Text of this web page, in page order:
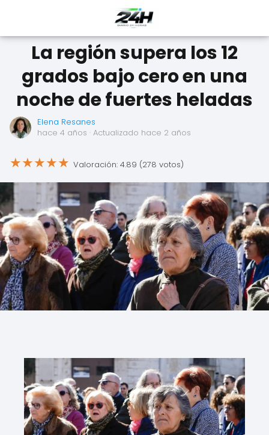
La región supera los 12
grados bajo cero en una
noche de fuertes heladas
Elena Resanes
hace 4 años · Actualizado hace 2 años
★★★★★ Valoración: 4.89 (278 votos)